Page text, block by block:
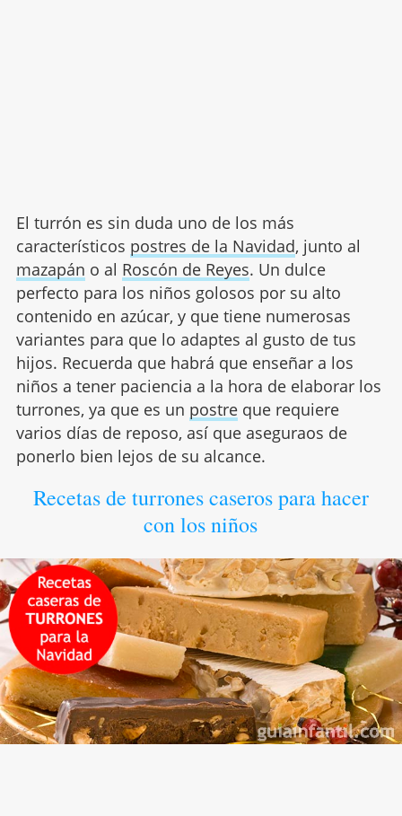
El turrón es sin duda uno de los más
característicos postres de la Navidad, junto al
mazapán o al Roscón de Reyes. Un dulce
perfecto para los niños golosos por su alto
contenido en azúcar, y que tiene numerosas
variantes para que lo adaptes al gusto de tus
hijos. Recuerda que habrá que enseñar a los
niños a tener paciencia a la hora de elaborar los
turrones, ya que es un postreque requiere
varios días de reposo, así que aseguraos de
ponerlo bien lejos de su alcance.
Recetas de turrones caseros para hacer
con los niños